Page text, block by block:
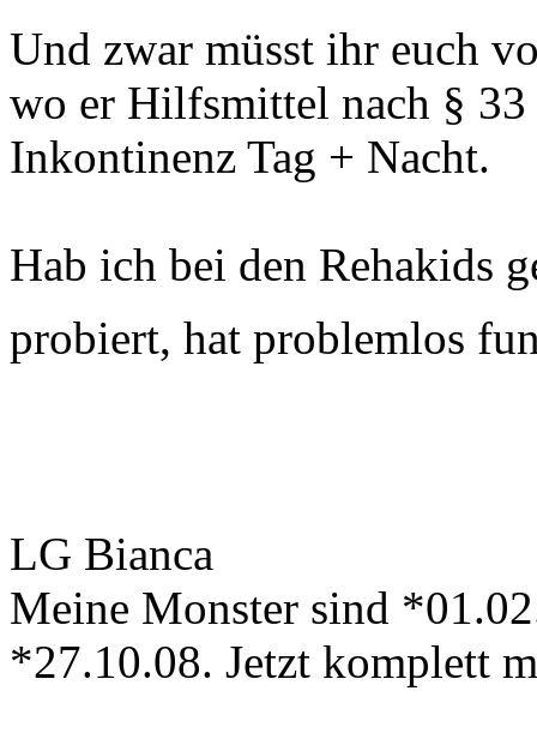
Und zwar müsst ihr euch
wo er Hilfsmittel nach §
Inkontinenz Tag + Nacht.
Hab ich bei den Rehakids
probiert, hat problemlos
LG Bianca
Meine Monster sind
*27.10.08. Jetzt komplett